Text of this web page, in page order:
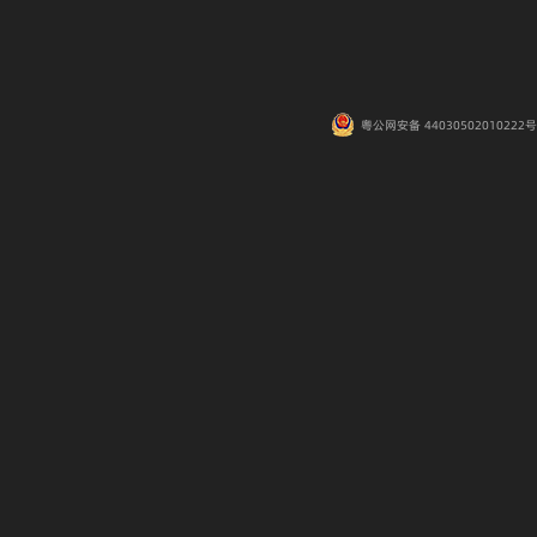
粤公网安备 44030502010222号